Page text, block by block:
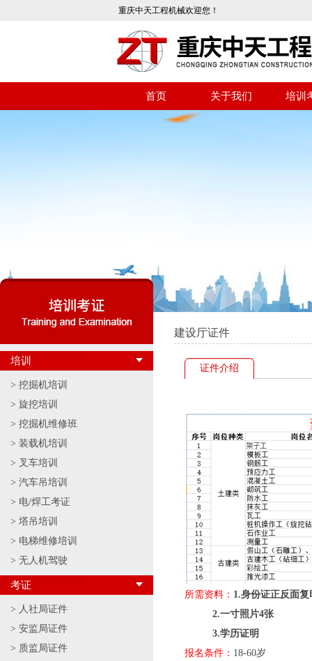
重庆中天工程机械欢迎您！
首页 关于我们 培训
培训
> 挖掘机培训
> 旋挖培训
> 挖掘机维修班
> 装载机培训
> 叉车培训
> 汽车吊培训
> 电/焊工考证
> 塔吊培训
> 电梯维修培训
> 无人机驾驶
考证
> 人社局证件
> 安监局证件
> 质监局证件
建设厅证件
证件介绍
所需资料： 1.身份证正反面复
2.一寸照片4张
3.学历证明
报名条件： 18-60岁